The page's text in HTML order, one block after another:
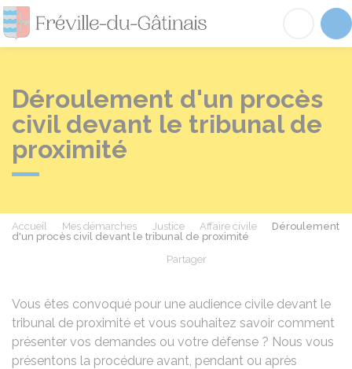
Fréville-du-
Déroulement d'un procès
civil devant le tribunal de
proximité
Accueil Mes démarches Justice Affaire civile
Déroulement
d'un procès civil devant le tribunal de proximité
Partager
Vous êtes convoqué pour une audience civile devant le
tribunal de proximité et vous souhaitez savoir comment
présenter vos demandes ou votre défense ? Nous vous
présentons la procédure avant, pendant ou après